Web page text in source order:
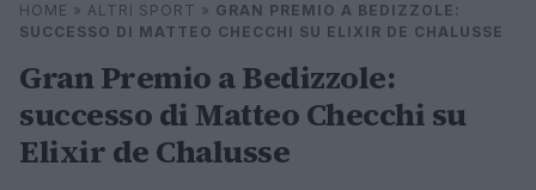
Cerca
HOME » ALTRI SPORT » GRAN PREMIO A BEDIZZOLE:
SUCCESSO DI MATTEO CHECCHI SU ELIXIR DE CHALUSSE
Gran Premio a Bedizzole:
successo di Matteo Checchi su
Elixir de Chalusse